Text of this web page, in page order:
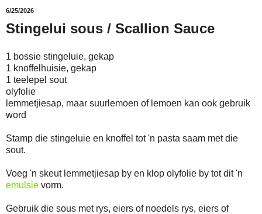
6/25/2026
Stingelui sous / Scallion Sauce
1 bossie stingeluie, gekap
1 knoffelhuisie, gekap
1 teelepel sout
olyfolie
lemmetjiesap, maar suurlemoen of lemoen kan ook gebruik
word
Stamp die stingeluie en knoffel tot 'n pasta saam met die
sout.
Voeg 'n skeut lemmetjiesap by en klop olyfolie by tot dit 'n
emulsie vorm.
Gebruik die sous met rys, eiers of noedels rys, eiers of